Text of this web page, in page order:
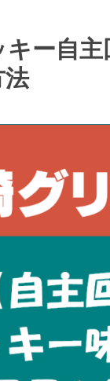
キー自
法